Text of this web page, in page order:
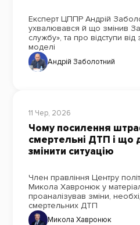
Експерт ЦППР Андрій
ухвалювався й що змінив
службу», та про відступи
моделі
Андрій Заболотний
11 Чер, 2026
Чому посилення
смертельні ДТП і що
змінити ситуацію
Член правління Центру
Микола Хавронюк у
проаналізував зміни,
смертельних ДТП
Микола Хавронюк